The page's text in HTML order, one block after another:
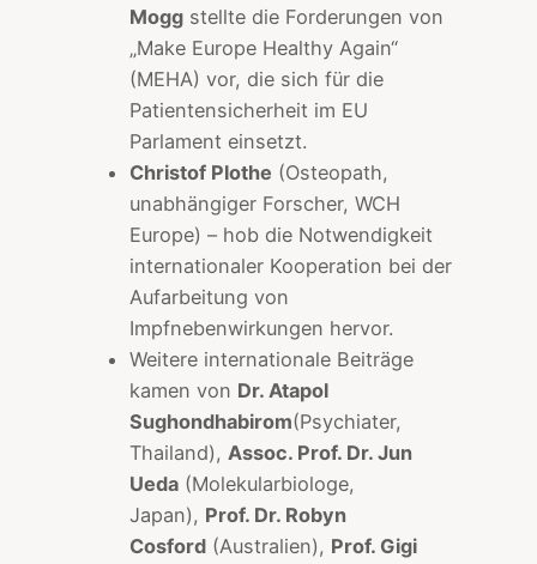
Mogg stellte die Forderungen von
„Make Europe Healthy Again“
(MEHA) vor, die sich für die
Patientensicherheit im EU
Parlament einsetzt.
Christof Plothe (Osteopath,
unabhängiger Forscher, WCH
Europe) – hob die Notwendigkeit
internationaler Kooperation bei der
Aufarbeitung von
Impfnebenwirkungen hervor.
Weitere internationale Beiträge
kamen von Dr. Atapol
Sughondhabirom(Psychiater,
Thailand), Assoc. Prof. Dr. Jun
Ueda (Molekularbiologe,
Japan), Prof. Dr. Robyn
Cosford (Australien), Prof. Gigi